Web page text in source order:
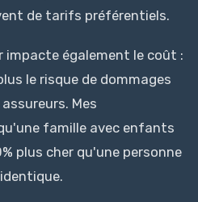
de tarifs préférentiels.
également le coût :
le risque de dommages
Mes
famille avec enfants
plus cher qu'une personne